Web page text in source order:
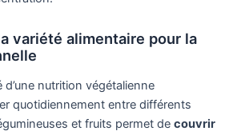
variété alimentaire pour la
d’une nutrition végétalienne
quotidiennement entre différents
et fruits permet de couvrir